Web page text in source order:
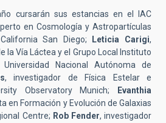
cursarán sus estancias en el IAC
en Cosmología y Astropartículas
San Diego;
Leticia Carigi,
la Vía Láctea y el Grupo Local Instituto
Nacional Autónoma de
, investigador de Física Estelar e
Observatory Munich;
Evanthia
en Formación y Evolución de Galaxias
Centre; Rob Fender, investigador